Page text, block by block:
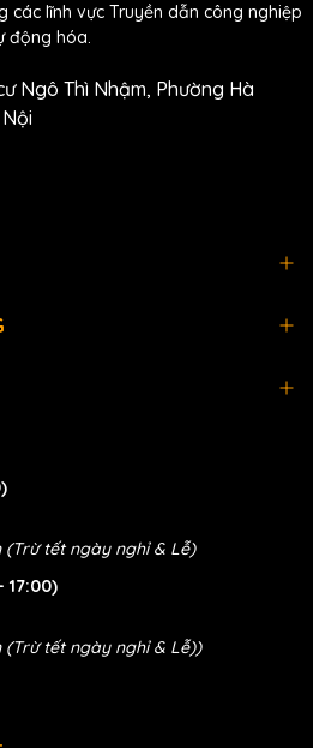
các lĩnh vực Truyền dẫn công nghiệp
động hóa.
Ngô Thì Nhậm, Phường Hà
tết ngày nghỉ & Lễ)
17:00)
tết ngày nghỉ & Lễ))